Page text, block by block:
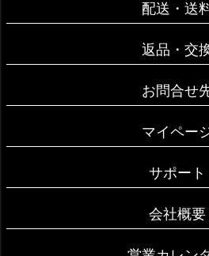
配送・送
返品・交
お問合せ
マイペー
サポート
会社概要